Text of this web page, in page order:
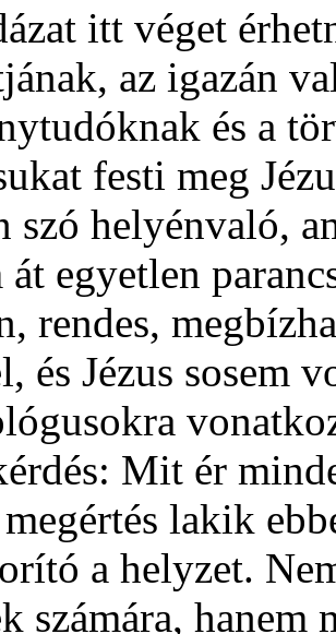
itt véget
az igazán
és a
festi meg
szó helyénvaló,
át egyetlen
rendes,
és Jézus sosem
Mit ér
lakik
a helyzet.
számára,